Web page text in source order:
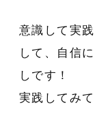
意識して実
して、自信
しです！
実践してみ